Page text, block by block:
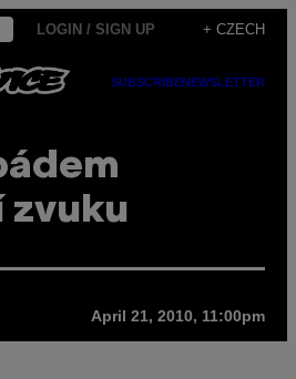
LOGIN / SIGN UP + CZECH
SUBSCRIBENEWSLETTER
zvuku
April 21, 2010, 11:00pm